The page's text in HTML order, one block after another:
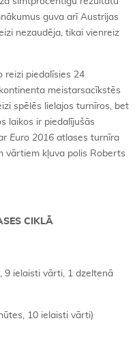
guva arī Austrijas
nezaudēja, tikai vienreiz
reizi piedalīsies 24
meistarsacīkstēs
spēlēs lielajos turnīros, bet
laikos ir piedalījušās
Euro 2016 atlases turnīra
vārtiem kļuva polis Roberts
CIKLĀ
9 ielaisti vārti, 1 dzeltenā
10 ielaisti vārti)